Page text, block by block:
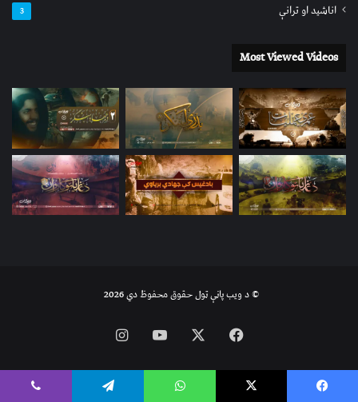
اناشید او ترانې 3
Most Viewed Videos
© د ویب پاڼې ټول حقوق محفوظ دي 2026
Facebook
YouTube
Instagram